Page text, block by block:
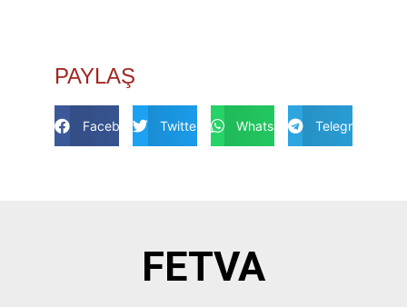
PAYLAŞ
Facebook Twitter Whatsapp Telegram
FETVA